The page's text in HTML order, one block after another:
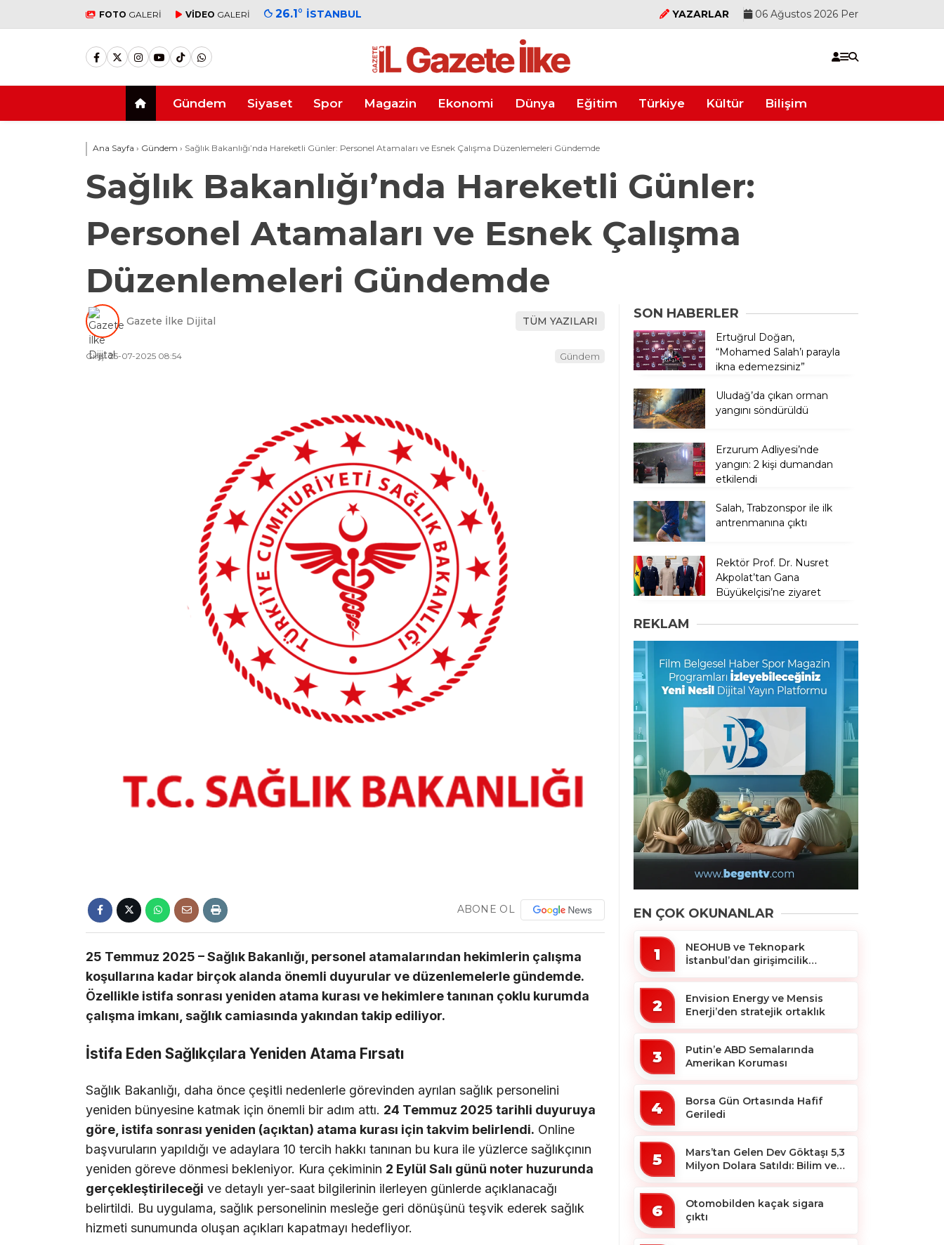
FOTO GALERİ VİDEO GALERİ 26.1° İSTANBUL YAZARLAR 06 Ağustos 2026 Per
Gündem Siyaset Spor Magazin Ekonomi Dünya Eğitim Türkiye Kültür Bilişim
Ana Sayfa › Gündem › Sağlık Bakanlığı’nda Hareketli Günler: Personel Atamaları ve Esnek Çalışma Düzenlemeleri Gündemde
Sağlık Bakanlığı’nda Hareketli Günler:
Personel Atamaları ve Esnek Çalışma
Düzenlemeleri Gündemde
Gazete İlke Dijital TÜM YAZILARI
Giriş: 25-07-2025 08:54 Gündem
ABONE OL
25 Temmuz 2025 – Sağlık Bakanlığı, personel atamalarından hekimlerin çalışma
koşullarına kadar birçok alanda önemli duyurular ve düzenlemelerle gündemde.
Özellikle istifa sonrası yeniden atama kurası ve hekimlere tanınan çoklu kurumda
çalışma imkanı, sağlık camiasında yakından takip ediliyor.
İstifa Eden Sağlıkçılara Yeniden Atama Fırsatı
Sağlık Bakanlığı, daha önce çeşitli nedenlerle görevinden ayrılan sağlık personelini
yeniden bünyesine katmak için önemli bir adım attı. 24 Temmuz 2025 tarihli duyuruya
göre, istifa sonrası yeniden (açıktan) atama kurası için takvim belirlendi. Online
başvuruların yapıldığı ve adaylara 10 tercih hakkı tanınan bu kura ile yüzlerce sağlıkçının
yeniden göreve dönmesi bekleniyor. Kura çekiminin 2 Eylül Salı günü noter huzurunda
gerçekleştirileceği ve detaylı yer-saat bilgilerinin ilerleyen günlerde açıklanacağı
belirtildi. Bu uygulama, sağlık personelinin mesleğe geri dönüşünü teşvik ederek sağlık
hizmeti sunumunda oluşan açıkları kapatmayı hedefliyor.
SON HABERLER
Ertuğrul Doğan,
“Mohamed Salah’ı parayla
ikna edemezsiniz”
Uludağ’da çıkan orman
yangını söndürüldü
Erzurum Adliyesi’nde
yangın: 2 kişi dumandan
etkilendi
Salah, Trabzonspor ile ilk
antrenmanına çıktı
Rektör Prof. Dr. Nusret
Akpolat’tan Gana
Büyükelçisi’ne ziyaret
REKLAM
EN ÇOK OKUNANLAR
1
NEOHUB ve Teknopark
İstanbul’dan girişimcilik
2
Envision Energy ve Mensis
Enerji’den stratejik ortaklık
3
Putin’e ABD Semalarında
Amerikan Koruması
4
Borsa Gün Ortasında Hafif
Geriledi
5
Mars’tan Gelen Dev Göktaşı 5,3
Milyon Dolara Satıldı: Bilim ve
6
Otomobilden kaçak sigara
çıktı